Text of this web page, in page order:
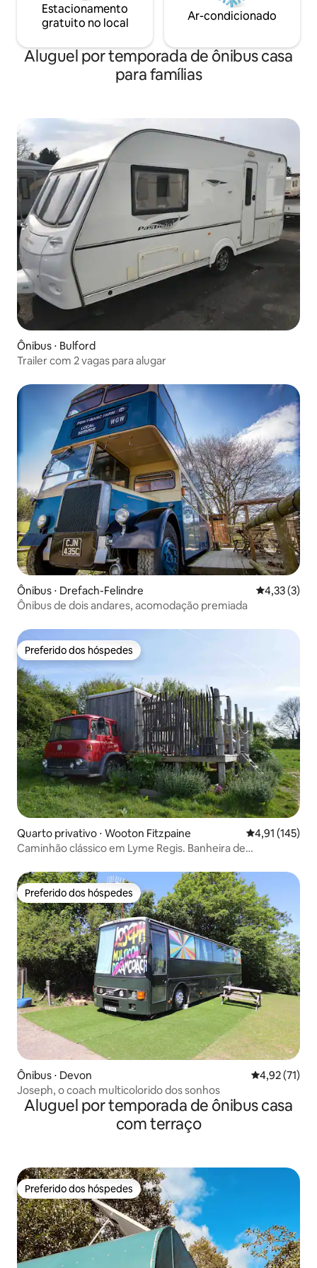
Estacionamento
gratuito no local
Ar-condicionado
Aluguel por temporada de ônibus casa
para famílias
Ônibus ⋅ Bulford
Trailer com 2 vagas para alugar
Ônibus ⋅ Drefach-Felindre 4,33 de
4,33 (3)
Ônibus de dois andares, acomodação premiada
Preferido dos hóspedes
Preferido dos hóspedes
Quarto privativo ⋅ Wooton Fitzpaine 4,91 de uma
4,91 (145)
Caminhão clássico em Lyme Regis. Banheira de
Preferido dos hóspedes
Preferido dos hóspedes
Ônibus ⋅ Devon 4,92 de uma
4,92 (71)
Joseph, o coach multicolorido dos sonhos
Aluguel por temporada de ônibus casa
com terraço
Preferido dos hóspedes
Preferido dos hóspedes